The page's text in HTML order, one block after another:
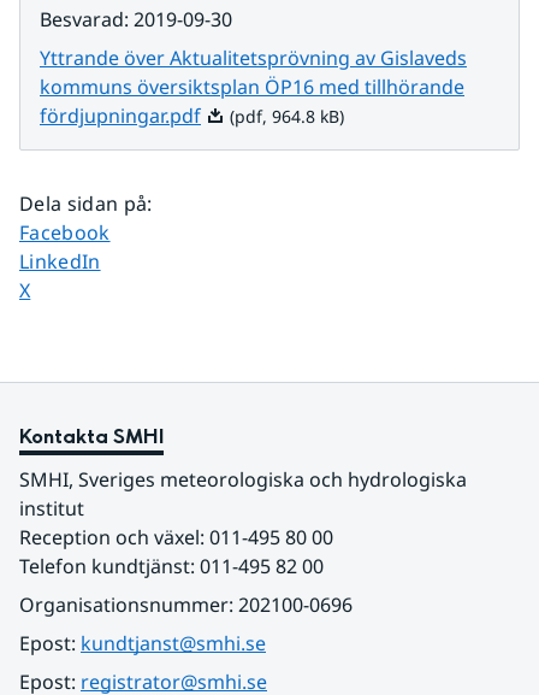
Besvarad: 2019-09-30
Yttrande över Aktualitetsprövning av Gislaveds
kommuns översiktsplan ÖP16 med tillhörande
fördjupningar.pdfPdf, 964.8 kB.
(pdf, 964.8 kB)
Dela sidan på:
Dela sidan på
Facebook
Dela sidan på
LinkedIn
Dela sidan på
X
Kontakta SMHI
SMHI, Sveriges meteorologiska och hydrologiska
institut
Reception och växel: 011-495 80 00
Telefon kundtjänst: 011-495 82 00
Organisationsnummer: 202100-0696
Epost: kundtjanst@smhi.se
Epost: registrator@smhi.se